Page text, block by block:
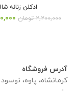
ادکلن زنانه
۲,۲۰۰,۰۰۰ تومان
آدرس فروشگاه